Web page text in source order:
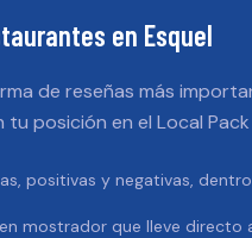
en Esquel
de reseñas más
posición en el Local
positivas y negativas,
mostrador que lleve directo